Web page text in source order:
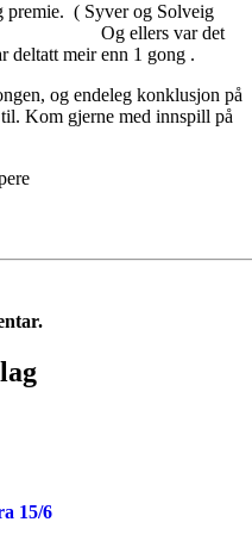
premie. ( Syver og Solveig
ellers var det
deltatt meir enn 1 gong .
og endeleg konklusjon på
Kom gjerne med innspill på
15/6